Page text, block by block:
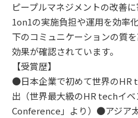
ピープルマネジメントの改善
1on1の実施負担や運用を効率
下のコミュニケーションの質
効果が確認されています。
【受賞歴】
●日本企業で初めて世界のHR
出（世界最大級のHR techイ
Conference」より）●アジア